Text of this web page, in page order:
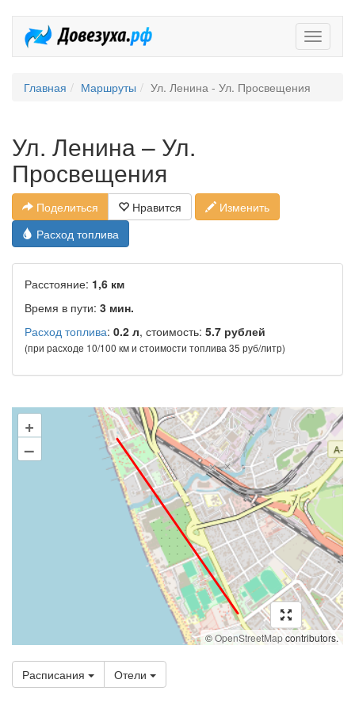
Главная Маршруты Ул. Ленина - Ул. Просвещения
Ул. Ленина – Ул.
Просвещения
Поделиться Нравится
Изменить
Расход топлива
Расстояние: 1,6 км
Время в пути: 3 мин.
Расход топлива: 0.2 л, стоимость: 5.7 рублей
(при расходе 10/100 км и стоимости топлива 35 руб/литр)
+
–
©OpenStreetMapcontributors.
Расписания Отели